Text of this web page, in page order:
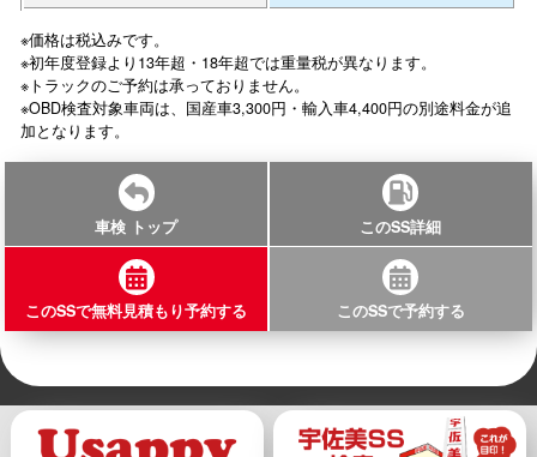
※価格は税込みです。
※初年度登録より13年超・18年超では重量税が異なります。
※トラックのご予約は承っておりません。
※OBD検査対象車両は、国産車3,300円・輸入車4,400円の別途料金が追
加となります。
車検 トップ このSS詳細
このSSで無料見積もり予約する このSSで予約する